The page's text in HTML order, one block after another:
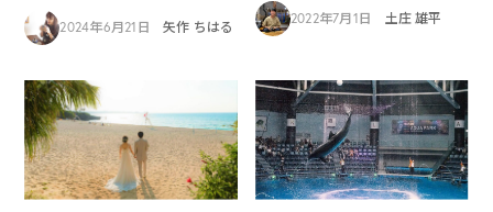
2024年6月21日 矢作 ちはる
2022年7月1日 土庄 雄平